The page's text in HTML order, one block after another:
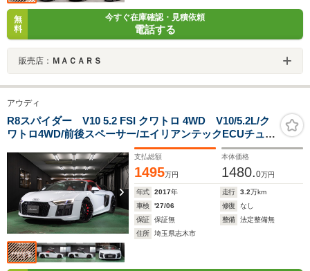
無
料
今すぐ在庫確認・見積依頼
電話する
販売店： ＭＡＣＡＲＳ
アウディ
R8スパイダー V10 5.2 FSI クワトロ 4WD V10/5.2L/ク
ワトロ4WD/前後スペーサー/エイリアンテックECUチュー
ン/社外ステンレスマフラー(バルブスイッチ付)
支払総額
1495万円
本体価格
1480.0万円
年式 2017年 走行 3.2万km
車検
'27/06 修復
なし
保証
保証無 整備
法定整備無
住所
埼玉県志木市